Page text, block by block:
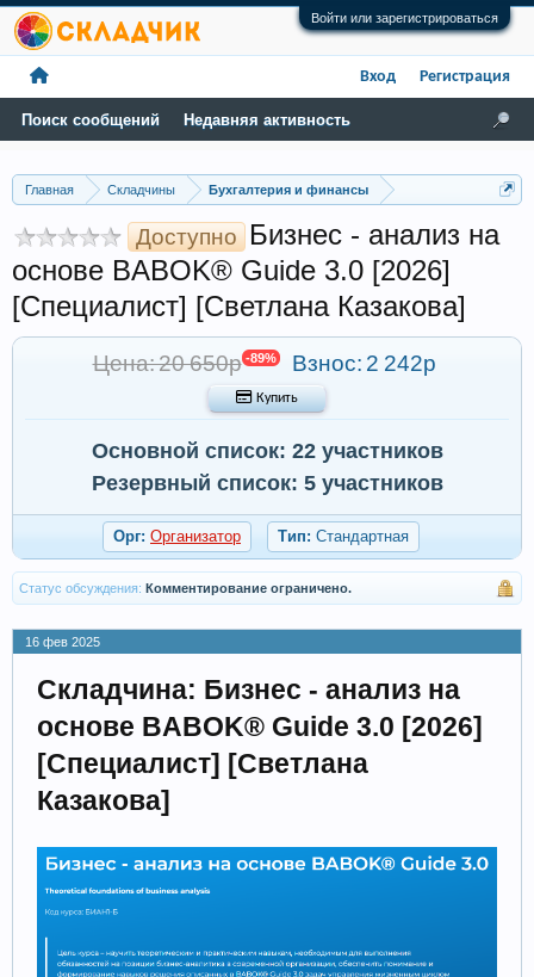
Войти или зарегистрироваться
Главная Складчины Бухгалтерия и финансы
Доступно Бизнес - анализ на
основе BABOK® Guide 3.0 [2026]
[Специалист] [Светлана Казакова]
Цена: 20 650р -89% Взнос: 2 242р
 Купить
Основной список: 22 участников
Резервный список: 5 участников
Орг: Организатор Тип: Стандартная
Статус обсуждения: Комментирование ограничено.
16 фев 2025
Складчина: Бизнес - анализ на
основе BABOK® Guide 3.0 [2026]
[Специалист] [Светлана
Казакова]
Поиск сообщений Недавняя активность
Вход Регистрация